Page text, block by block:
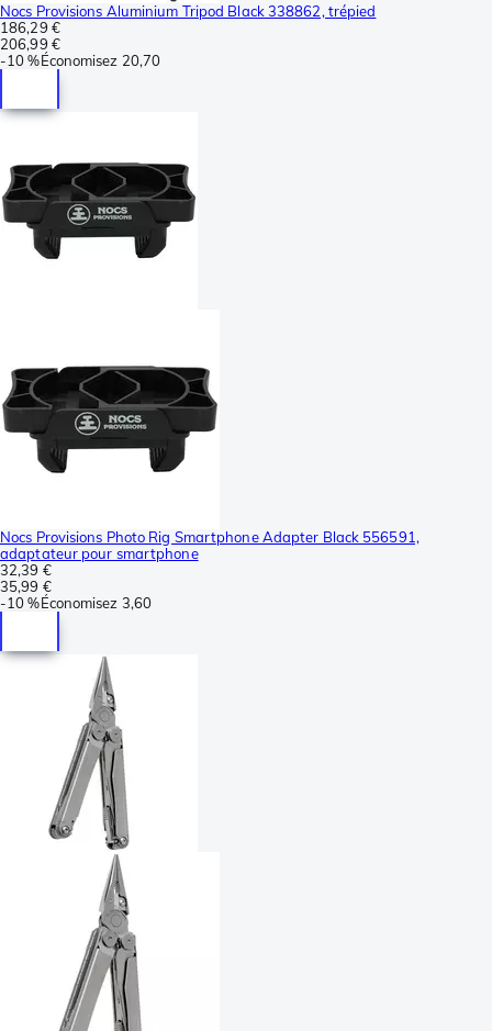
Nocs Provisions Aluminium Tripod Black 338862, trépied
186,29 €
206,99 €
-10 %Économisez 20,70
Nocs Provisions Photo Rig Smartphone Adapter Black 556591,
adaptateur pour smartphone
32,39 €
35,99 €
-10 %Économisez 3,60